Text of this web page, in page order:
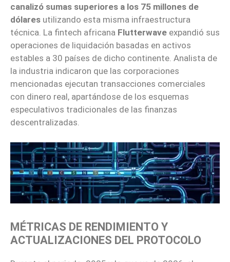
canalizó sumas superiores a los 75 millones de
dólares utilizando esta misma infraestructura
técnica. La fintech africana Flutterwave expandió sus
operaciones de liquidación basadas en activos
estables a 30 países de dicho continente. Analista de
la industria indicaron que las corporaciones
mencionadas ejecutan transacciones comerciales
con dinero real, apartándose de los esquemas
especulativos tradicionales de las finanzas
descentralizadas.
MÉTRICAS DE RENDIMIENTO Y
ACTUALIZACIONES DEL PROTOCOLO